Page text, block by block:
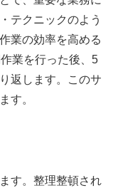
テクニックのよう
業の効率を高める
業を行った後、5
返します。このサ
す。
す。整理整頓され